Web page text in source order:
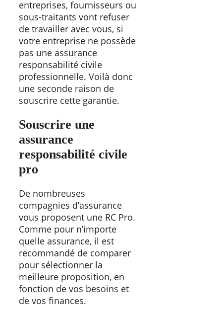
entreprises, fournisseurs ou
sous-traitants vont refuser
de travailler avec vous, si
votre entreprise ne possède
pas une assurance
responsabilité civile
professionnelle. Voilà donc
une seconde raison de
souscrire cette garantie.
Souscrire une
assurance
responsabilité civile
pro
De nombreuses
compagnies d’assurance
vous proposent une RC Pro.
Comme pour n’importe
quelle assurance, il est
recommandé de comparer
pour sélectionner la
meilleure proposition, en
fonction de vos besoins et
de vos finances.